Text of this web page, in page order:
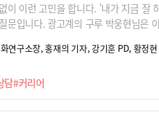
담#커리어
이 이런 고민을 합니다. '내가 지금
문입니다. 광고계의 구루 박웅현님은
연구소장, 홍재의 기자, 강기훈 PD, 황정